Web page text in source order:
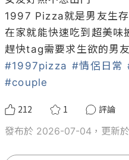
1997 Pizza就是男友生存
在家就能快速吃到超美味
#1997pizza #情侶日常
#couple
212 1
評論
發布於 2026-07-04，更新